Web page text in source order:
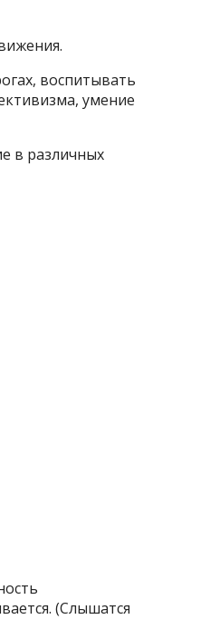
воспитывать
умение
в различных
(Слышатся